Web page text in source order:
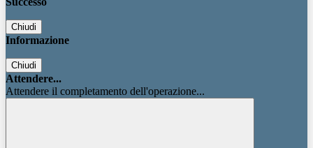
Chiudi
Informazione
Chiudi
Attendere...
Attendere il completamento dell'operazione...